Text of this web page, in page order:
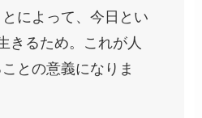
によって、今日とい
きるため。これが人
との意義になりま